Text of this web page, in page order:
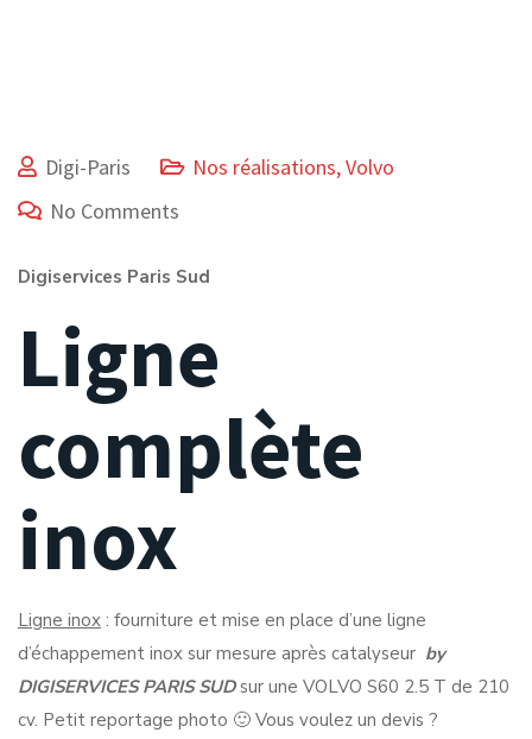
Digi-Paris Nos réalisations,Volvo
No Comments
Digiservices Paris Sud
Ligne
complète
inox
Ligne inox : fourniture et mise en place d’une ligne
d’échappement inox sur mesure après catalyseur by
DIGISERVICES PARIS SUDsur une VOLVO S60 2.5 T de 210
cv. Petit reportage photo 🙂 Vous voulez un devis ?